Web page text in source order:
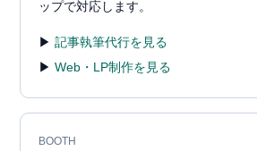
ップで対応します。
▶記事執筆代行を見る
▶Web・LP制作を見る
BOOTH